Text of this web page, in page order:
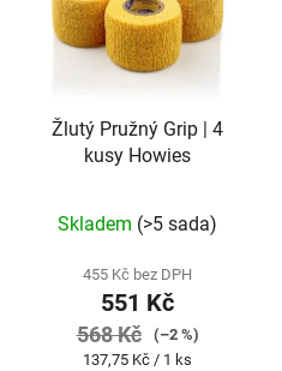
Žlutý Pružný Grip | 4
kusy Howies
Skladem (>5 sada)
455 Kč bez DPH
551 Kč
568 Kč
(–2 %)
Měrná
137,75 Kč / 1 ks